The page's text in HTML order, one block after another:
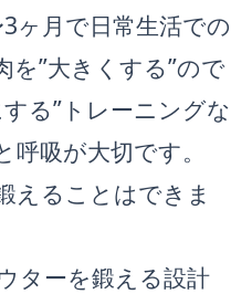
ヶ月で日常生活での
を”大きくする”ので
る”トレーニングな
吸が大切です。
えることはできま
ターを鍛える設計